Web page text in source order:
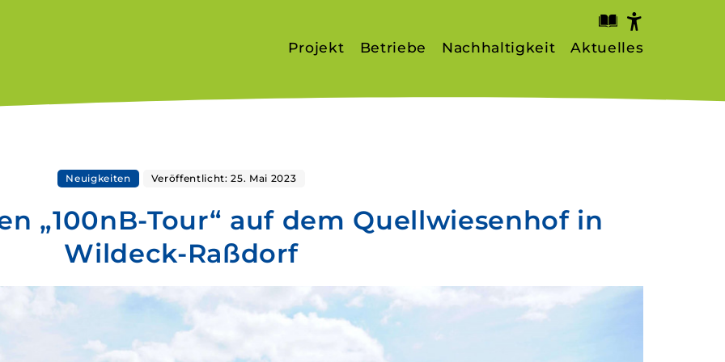
Projekt
Projektvorstellung
Betriebe Nachhaltigkeit Aktuelles
Neuigkeiten Veröffentlicht: 25. Mai 2023
„100nB-Tour“ auf dem Quellwiesenhof in
Wildeck-Raßdorf